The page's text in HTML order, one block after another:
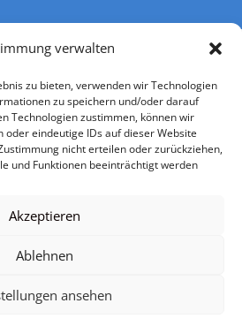
verwalten
zu bieten, verwenden wir Technologien
zu speichern und/oder darauf
Technologien zustimmen, können wir
oder eindeutige IDs auf dieser Website
nicht erteilen oder zurückziehen,
und Funktionen beeinträchtigt werden
Akzeptieren
Ablehnen
ansehen
Datenschutzerklärung
Portal 2026